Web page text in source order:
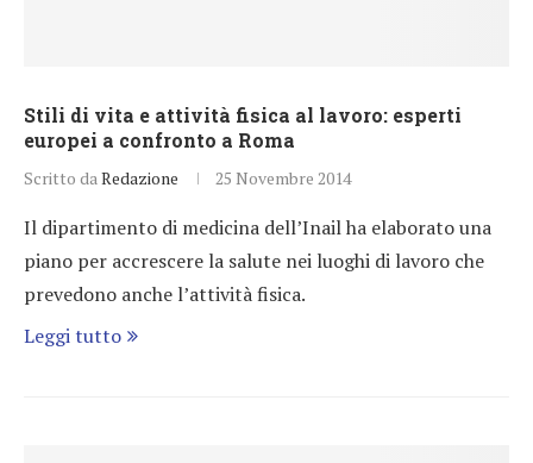
Stili di vita e attività fisica al lavoro: esperti
europei a confronto a Roma
Scritto da Redazione 25 Novembre 2014
Il dipartimento di medicina dell’Inail ha elaborato una
piano per accrescere la salute nei luoghi di lavoro che
prevedono anche l’attività fisica.
Leggi tutto